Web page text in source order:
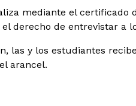
mediante el certificado
derecho de entrevistar a
las y los estudiantes
arancel.